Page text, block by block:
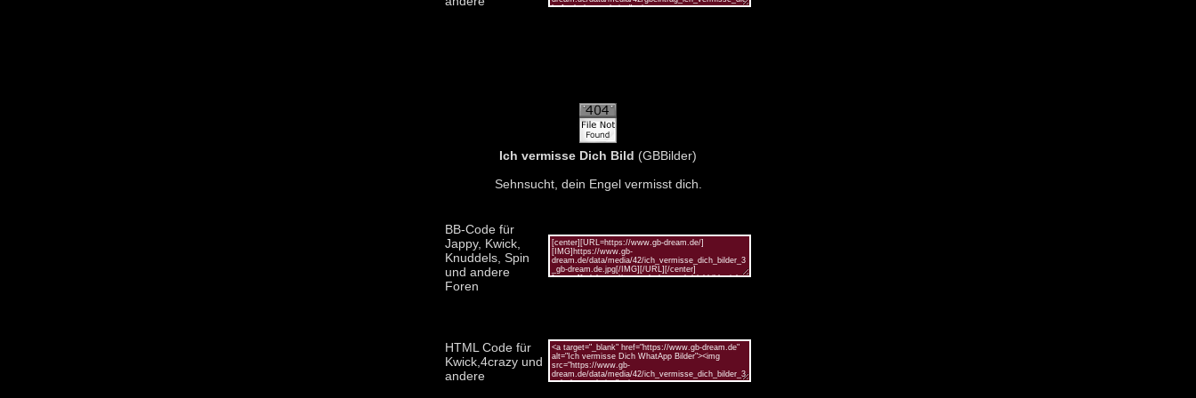
Ich vermisse Dich Bild (GBBilder)
Sehnsucht, dein Engel vermisst dich.
BB-Code für
Jappy, Kwick,
Knuddels, Spin
und andere
Foren
HTML Code für
Kwick,4crazy und
andere